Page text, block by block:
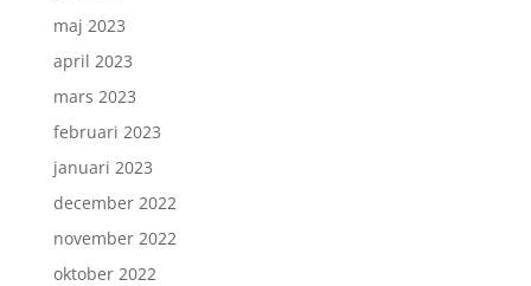
maj 2023
april 2023
mars 2023
februari 2023
januari 2023
december 2022
november 2022
oktober 2022